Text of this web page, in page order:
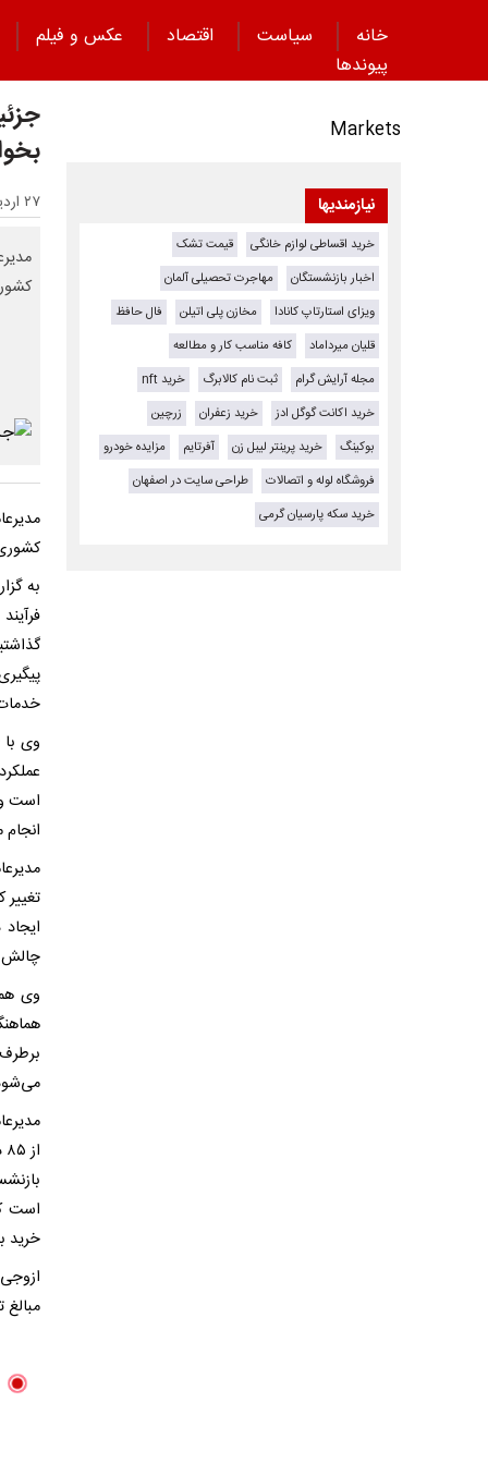
خانه سیاست اقتصاد
عکس و فیلم
پیوند‌ها
۲۷ اردیبهشت ۱۴۰۵ - ۱۳:۱۳
به
وی
است
تغییر
چالش
است
خرید
مبالغ
Markets
نیازمندیها
خرید اقساطی لوازم خانگی
قیمت تشک
اخبار بازنشستگان
مهاجرت تحصیلی آلمان
ویزای استارتاپ کانادا
مخازن پلی اتیلن
فال حافظ
قلیان میرداماد
کافه مناسب کار و مطالعه
مجله آرایش گرام
ثبت نام کالابرگ
خرید nft
خرید اکانت گوگل ادز
خرید زعفران
زرچین
بوکینگ
خرید پرینتر لیبل زن آفرتایم
مزایده خودرو
فروشگاه لوله و اتصالات
طراحی سایت در اصفهان
خرید سکه پارسیان گرمی